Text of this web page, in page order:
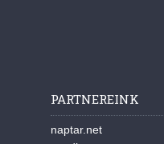
PARTNEREINK
naptar.net